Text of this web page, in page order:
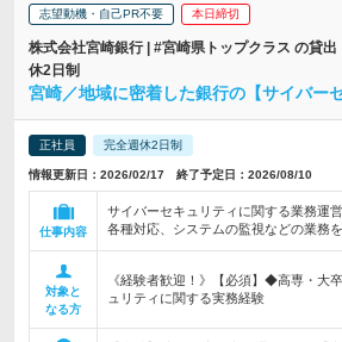
志望動機・自己PR不要 本日締切
株式会社宮崎銀行 | #宮崎県トップクラス の貸
休2日制
宮崎／地域に密着した銀行の【サイバー
正社員 完全週休2日制
情報更新日：2026/02/17 終了予定日：2026/08/10
仕事内容
サイバーセキュリティに関する業務運
各種対応、システムの監視などの業務
対象と
なる方
《経験者歓迎！》【必須】◆高専・大
ュリティに関する実務経験